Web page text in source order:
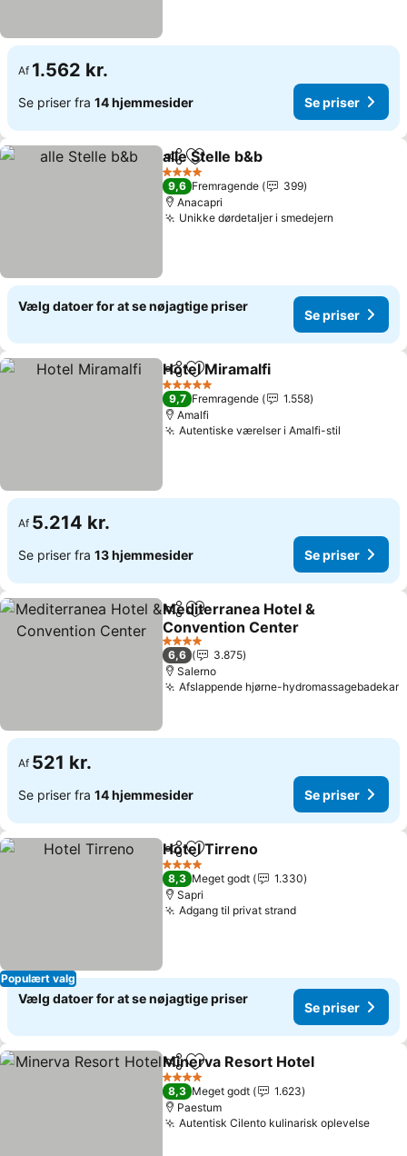
Af 1.562 kr.
Se priser fra 14 hjemmesider Se priser
Del Føj til favoritter
alle Stelle b&b
4 Stjerner
9,6 Fremragende
399
Anacapri
Unikke dørdetaljer i smedejern
Vælg datoer for at se nøjagtige priser
Se priser
Del Føj til favoritter
Hotel Miramalfi
5 Stjerner
9,7 Fremragende
1.558
Amalfi
Autentiske værelser i Amalfi-stil
Af 5.214 kr.
Se priser fra 13 hjemmesider Se priser
Del Føj til favoritter
Mediterranea Hotel &
Convention Center
4 Stjerner
6,6
3.875
Salerno
Afslappende hjørne-hydromassagebadekar
Af 521 kr.
Se priser fra 14 hjemmesider Se priser
Populært valg
Del Føj til favoritter
Hotel Tirreno
4 Stjerner
8,3 Meget godt
1.330
Sapri
Adgang til privat strand
Vælg datoer for at se nøjagtige priser
Se priser
Del Føj til favoritter
Minerva Resort Hotel
4 Stjerner
8,3 Meget godt
1.623
Paestum
Autentisk Cilento kulinarisk oplevelse